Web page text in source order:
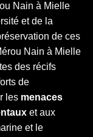
Nain à Mielle
et de la
de ces
Nain à Mielle
des récifs
de
les menaces
et aux
et le